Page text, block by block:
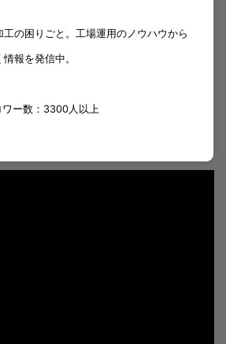
の困りごと。工場運用のノウハウから
報を発信中。
ー数：3300人以上